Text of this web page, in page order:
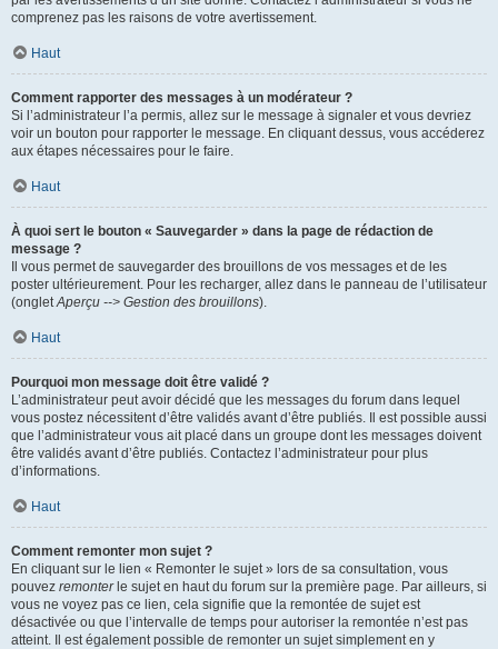
comprenez pas les raisons de votre avertissement.
Haut
Comment rapporter des messages à un modérateur ?
Si l’administrateur l’a permis, allez sur le message à signaler et vous devriez
voir un bouton pour rapporter le message. En cliquant dessus, vous accéderez
aux étapes nécessaires pour le faire.
Haut
À quoi sert le bouton « Sauvegarder » dans la page de rédaction de
message ?
Il vous permet de sauvegarder des brouillons de vos messages et de les
poster ultérieurement. Pour les recharger, allez dans le panneau de l’utilisateur
(ongletAperçu --> Gestion des brouillons).
Haut
Pourquoi mon message doit être validé ?
L’administrateur peut avoir décidé que les messages du forum dans lequel
vous postez nécessitent d’être validés avant d’être publiés. Il est possible aussi
que l’administrateur vous ait placé dans un groupe dont les messages doivent
être validés avant d’être publiés. Contactez l’administrateur pour plus
d’informations.
Haut
Comment remonter mon sujet ?
En cliquant sur le lien « Remonter le sujet » lors de sa consultation, vous
pouvez remonterle sujet en haut du forum sur la première page. Par ailleurs, si
vous ne voyez pas ce lien, cela signifie que la remontée de sujet est
désactivée ou que l’intervalle de temps pour autoriser la remontée n’est pas
atteint. Il est également possible de remonter un sujet simplement en y